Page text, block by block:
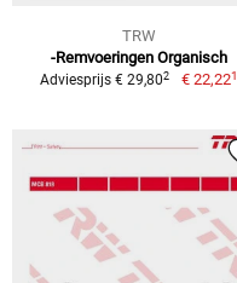
TRW
-Remvoeringen Organisch
Adviesprijs € 29,802 € 22,221